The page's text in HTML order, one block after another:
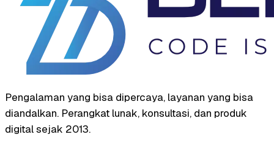
Pengalaman yang bisa dipercaya, layanan yang bisa
diandalkan. Perangkat lunak, konsultasi, dan produk
digital sejak 2013.